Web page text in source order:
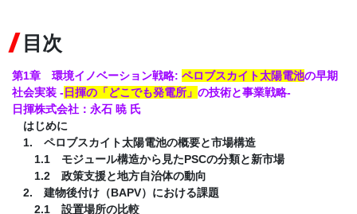
目次
第1章 環境イノベーション戦略: ペロブスカイト太陽電池の早期
社会実装 -日揮の「どこでも発電所」 の技術と事業戦略-
日揮株式会社：永石 暁 氏
はじめに
1. ペロブスカイト太陽電池の概要と市場構造
1.1 モジュール構造から見たPSCの分類と新市場
1.2 政策支援と地方自治体の動向
2. 建物後付け（BAPV）における課題
2.1 設置場所の比較